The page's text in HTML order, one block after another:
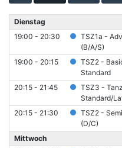
Dienstag
19:00 - 20:30
TSZ1a -
(B/A/S)
19:00 - 20:15
TSZ2 -
Standard
20:15 - 21:45
TSZ3 -
Standard/
20:15 - 21:30
TSZ2 -
(D/C)
Mittwoch